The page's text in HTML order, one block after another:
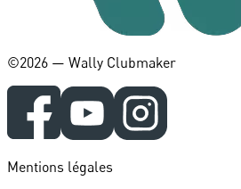
©️2026 — Wally Clubmaker
Mentions légales